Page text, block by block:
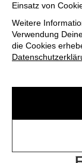
Einsatz von
Weitere
Verwendung
die Cookies